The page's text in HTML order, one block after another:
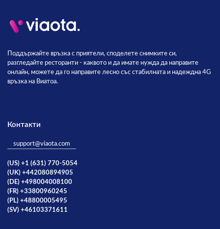
Поддържайте връзка с приятели, споделете снимките си,
разгледайте ресторанти - каквото и да имате нужда да направите
онлайн, можете да го направите лесно със стабилната и надеждна 4G
връзка на Виатоа.
Контакти
support@viaota.com
(US) +1 (631) 770-5054
(UK) +442080894905
(DE) +498004008100
(FR) +33800960245
(PL) +48800005495
(SV) +46103371611